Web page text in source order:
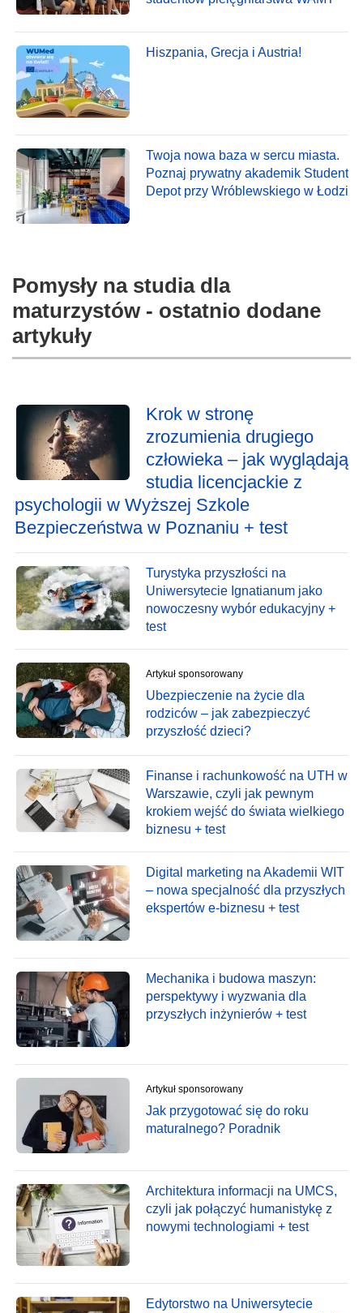
Hiszpania, Grecja i Austria!
Twoja nowa baza w sercu miasta.
Poznaj prywatny akademik Student
Depot przy Wróblewskiego w Łodzi
Pomysły na studia dla
maturzystów - ostatnio dodane
artykuły
Krok w stronę
zrozumienia drugiego
człowieka – jak wyglądają
studia licencjackie z
psychologii w Wyższej Szkole
Bezpieczeństwa w Poznaniu + test
Turystyka przyszłości na
Uniwersytecie Ignatianum jako
nowoczesny wybór edukacyjny +
test
Artykuł sponsorowany
Ubezpieczenie na życie dla
rodziców – jak zabezpieczyć
przyszłość dzieci?
Finanse i rachunkowość na UTH w
Warszawie, czyli jak pewnym
krokiem wejść do świata wielkiego
biznesu + test
Digital marketing na Akademii WIT
– nowa specjalność dla przyszłych
ekspertów e-biznesu + test
Mechanika i budowa maszyn:
perspektywy i wyzwania dla
przyszłych inżynierów + test
Artykuł sponsorowany
Jak przygotować się do roku
maturalnego? Poradnik
Architektura informacji na UMCS,
czyli jak połączyć humanistykę z
nowymi technologiami + test
Edytorstwo na Uniwersytecie